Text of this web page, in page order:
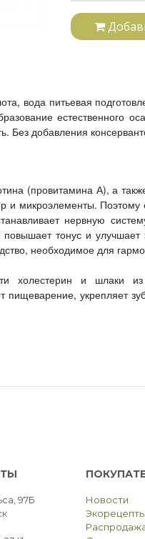
вода питьевая
естественного
Без добавления
(провитамина А), а
и микроэлементы. Поэтому
нервную
тонус и
необходимое для
холестерин и шлаки
пищеварение, укрепляет
97Б
Новости
Экорецепты